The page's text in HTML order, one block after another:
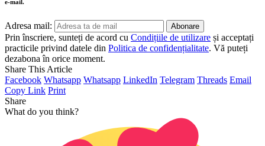
e-mail.
Adresa mail:
Prin înscriere, sunteți de acord cu Condițiile de utilizare și acceptați
practicile privind datele din Politica de confidențialitate. Vă puteți
dezabona în orice moment.
Share This Article
Facebook Whatsapp Whatsapp LinkedIn Telegram Threads Email
Copy Link Print
Share
What do you think?